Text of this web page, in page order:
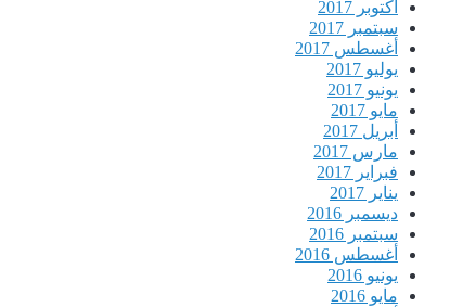
أكتوبر 2017
سبتمبر 2017
أغسطس 2017
يوليو 2017
يونيو 2017
مايو 2017
أبريل 2017
مارس 2017
فبراير 2017
يناير 2017
ديسمبر 2016
سبتمبر 2016
أغسطس 2016
يونيو 2016
مايو 2016